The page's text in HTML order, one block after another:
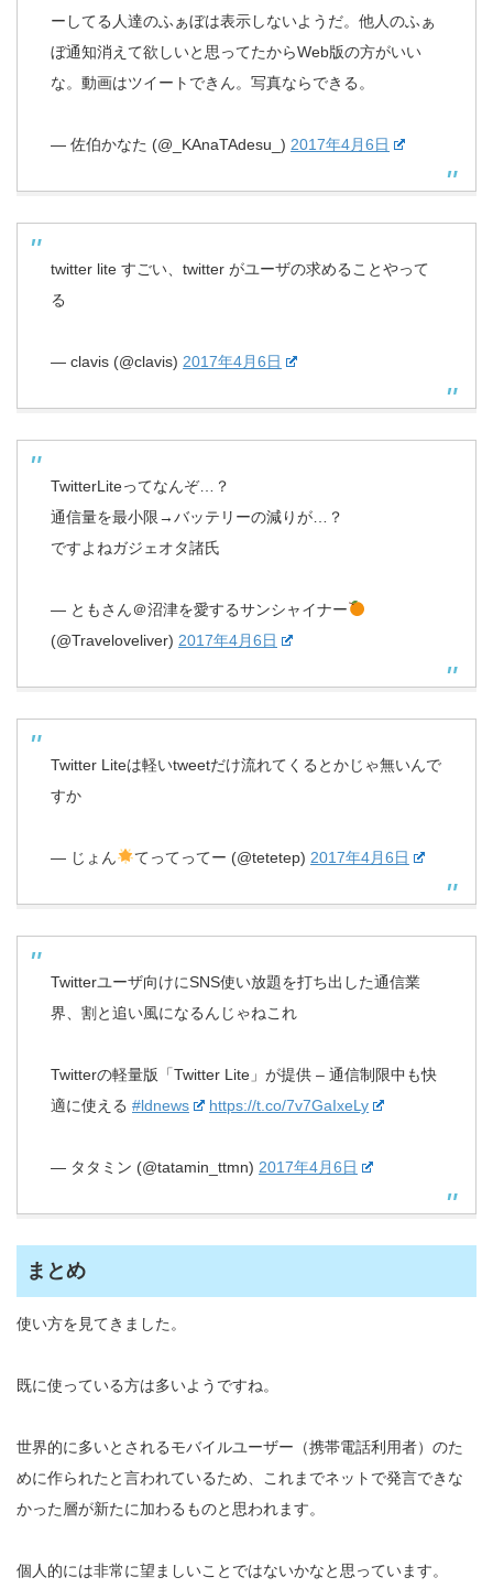
ーしてる人達のふぁぼは表示しないようだ。他人のふぁ
ぼ通知消えて欲しいと思ってたからWeb版の方がいい
な。動画はツイートできん。写真ならできる。
— 佐伯かなた (@_KAnaTAdesu_) 2017年4月6日
twitter lite すごい、twitter がユーザの求めることやって
る
— clavis (@clavis) 2017年4月6日
TwitterLiteってなんぞ…？
通信量を最小限→バッテリーの減りが…？
ですよねガジェオタ諸氏
— ともさん＠沼津を愛するサンシャイナー
(@Traveloveliver) 2017年4月6日
Twitter Liteは軽いtweetだけ流れてくるとかじゃ無いんで
すか
— じょん てってってー (@tetetep) 2017年4月6日
Twitterユーザ向けにSNS使い放題を打ち出した通信業
界、割と追い風になるんじゃねこれ
Twitterの軽量版「Twitter Lite」が提供 – 通信制限中も快
適に使える #ldnews https://t.co/7v7GaIxeLy
— タタミン (@tatamin_ttmn) 2017年4月6日
まとめ
使い方を見てきました。
既に使っている方は多いようですね。
世界的に多いとされるモバイルユーザー（携帯電話利用者）のた
めに作られたと言われているため、これまでネットで発言できな
かった層が新たに加わるものと思われます。
個人的には非常に望ましいことではないかなと思っています。